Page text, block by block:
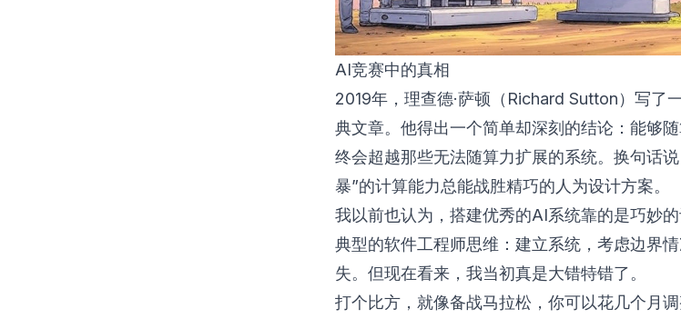
AI竞赛中的真相
2019年，理查德·萨顿（Richard Sutton）写了
典文章。他得出一个简单却深刻的结论：能够
终会超越那些无法随算力扩展的系统。换句话
暴”的计算能力总能战胜精巧的人为设计方案。
我以前也认为，搭建优秀的AI系统靠的是巧妙
典型的软件工程师思维：建立系统，考虑边界
失。但现在看来，我当初真是大错特错了。
打个比方，就像备战马拉松，你可以花几个月